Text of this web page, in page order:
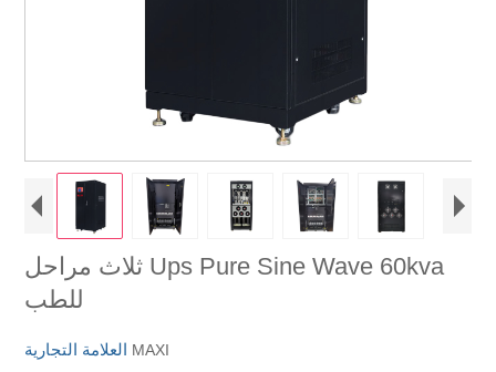
ثلاث مراحل Ups Pure Sine Wave 60kva
للطب
MAXI